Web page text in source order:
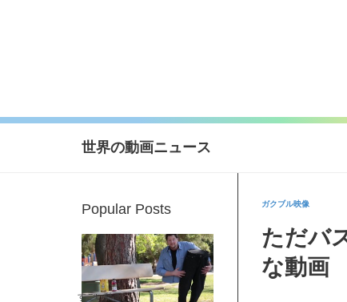
世界の動画ニュース
ガクブル映像
ただバ
な動画
Popular Posts
すごい動画